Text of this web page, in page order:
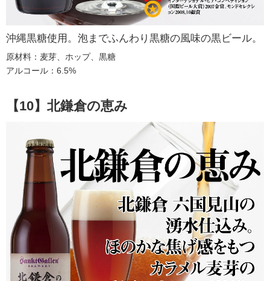
沖縄黒糖使用。泡までふんわり黒糖の風味の黒ビール。
原材料：麦芽、ホップ、黒糖
アルコール：6.5%
【10】北鎌倉の恵み